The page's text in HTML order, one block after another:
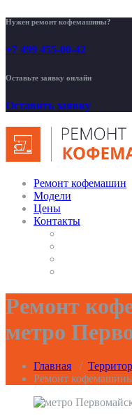
Нужен ремонт кофемашины?
+7 499 455-00-42
Оставьте заявку онлайн
Оставить заявку
Ремонт кофемашин
Модели
Цены
Контакты
Ремонт
метро
Главная /
Ремонт